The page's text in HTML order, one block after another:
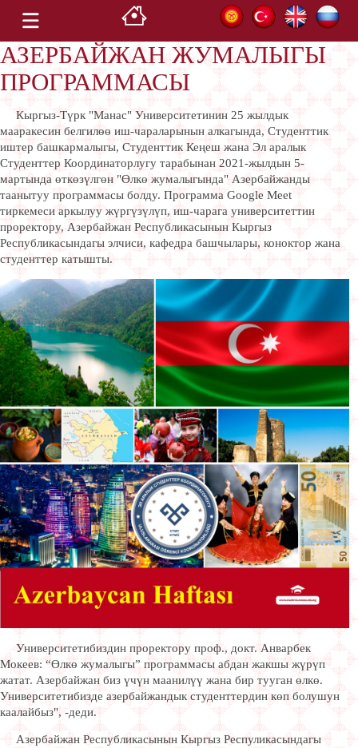
АЗЕРБАЙЖАН ЖУМАЛЫГЫ
ПРОГРАММАСЫ
Кыргыз-Түрк "Манас" Университетинин 25 жылдык
мааракесин белгилөө иш-чараларынын алкагында, Студенттик
иштер башкармалыгы, Студенттик Кеңеш жана Эл аралык
Студенттер Координаторлугу тарабынан 2021-жылдын 5-
мартында өткөзүлгөн "Өлкө жумалыгында" Азербайжанды
таанытуу программасы болду. Программа Google Meet
тиркемеси аркылуу жүргүзүлүп, иш-чарага университеттин
проректору, Азербайжан Республикасынын Кыргыз
Республикасындагы элчиси, кафедра башчылары, коноктор жана
студенттер катышты.
Университетибиздин проректору проф., докт. Анварбек
Мокеев: “Өлкө жумалыгы” программасы абдан жакшы жүрүп
жатат. Азербайжан биз үчүн маанилүү жана бир тууган өлкө.
Университетибизде азербайжандык студенттердин көп болушун
каалайбыз", -деди.
Азербайжан Республикасынын Кыргыз Респуликасындагы